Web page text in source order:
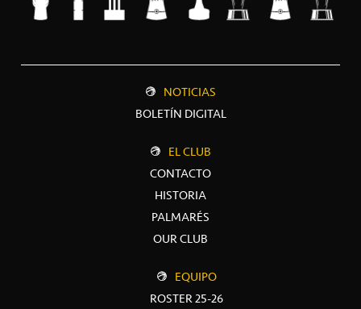
NOTICIAS
BOLETÍN DIGITAL
EL CLUB
CONTACTO
HISTORIA
PALMARÉS
OUR CLUB
EQUIPO
ROSTER 25-26